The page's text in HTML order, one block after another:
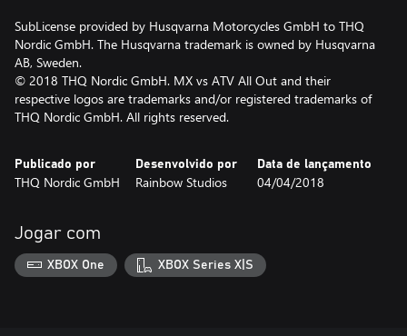
SubLicense provided by Husqvarna Motorcycles GmbH to THQ
Nordic GmbH. The Husqvarna trademark is owned by Husqvarna
AB, Sweden.
© 2018 THQ Nordic GmbH. MX vs ATV All Out and their
respective logos are trademarks and/or registered trademarks of
THQ Nordic GmbH. All rights reserved.
Publicado por
THQ Nordic GmbH
Desenvolvido por
Rainbow Studios
Data de lançamento
04/04/2018
Jogar com
XBOX One XBOX Series X|S